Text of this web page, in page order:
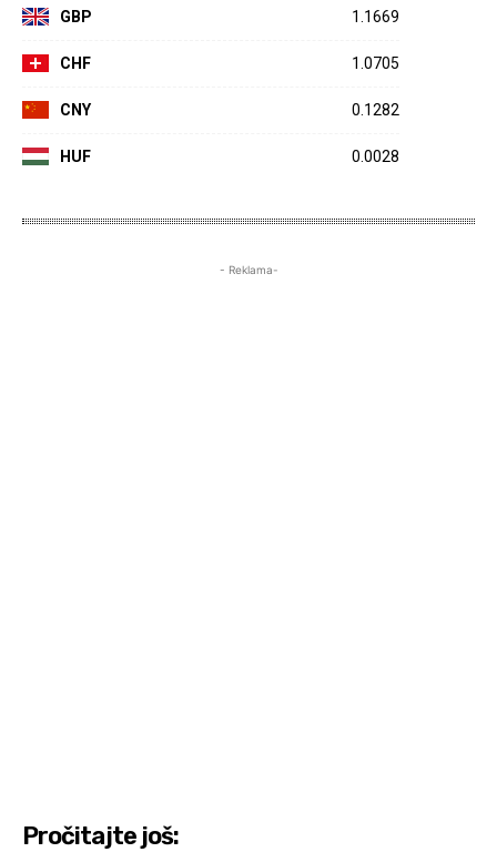
GBP 1.1669
CHF 1.0705
CNY 0.1282
HUF 0.0028
- Reklama-
Pročitajte još: